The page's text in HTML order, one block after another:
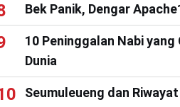
Bek Panik, Dengar
10 Peninggalan Nabi yang
Dunia
Seumuleueng dan Riwayat